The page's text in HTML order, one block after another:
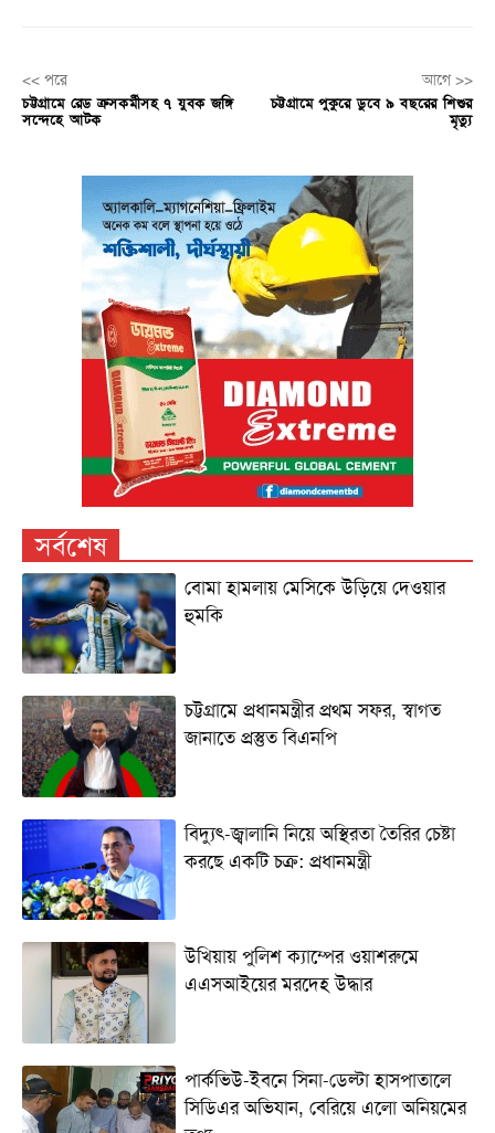
<< পরে
চট্টগ্রামে রেড ক্রসকর্মীসহ ৭ যুবক জঙ্গি
সন্দেহে আটক
আগে >>
চট্টগ্রামে পুকুরে ডুবে ৯ বছরের শিশুর
মৃত্যু
সর্বশেষ
বোমা হামলায় মেসিকে উড়িয়ে দেওয়ার
হুমকি
চট্টগ্রামে প্রধানমন্ত্রীর প্রথম সফর, স্বাগত
জানাতে প্রস্তুত বিএনপি
বিদ্যুৎ-জ্বালানি নিয়ে অস্থিরতা তৈরির চেষ্টা
করছে একটি চক্র: প্রধানমন্ত্রী
উখিয়ায় পুলিশ ক্যাম্পের ওয়াশরুমে
এএসআইয়ের মরদেহ উদ্ধার
পার্কভিউ-ইবনে সিনা-ডেল্টা হাসপাতালে
সিডিএর অভিযান, বেরিয়ে এলো অনিয়মের